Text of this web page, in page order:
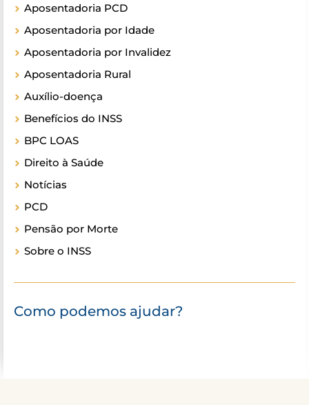
Aposentadoria PCD
Aposentadoria por Idade
Aposentadoria por Invalidez
Aposentadoria Rural
Auxílio-doença
Benefícios do INSS
BPC LOAS
Direito à Saúde
Notícias
PCD
Pensão por Morte
Sobre o INSS
Como podemos ajudar?